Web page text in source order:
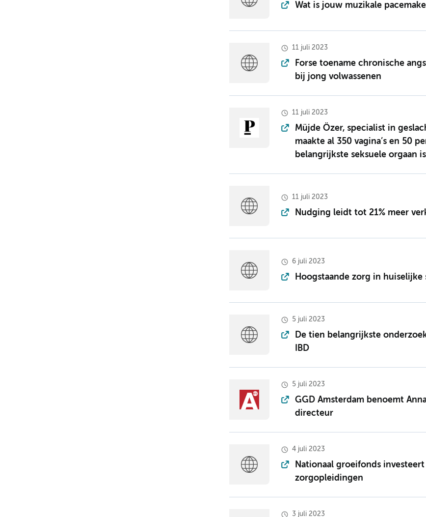
Wat is jouw muzikale
11 juli 2023
Forse toename chronische
bij jong volwassenen
11 juli 2023
Müjde Özer, specialist in
maakte al 350 vagina’s en 50
belangrijkste seksuele orgaan
11 juli 2023
Nudging leidt tot 21% meer
6 juli 2023
Hoogstaande zorg in huiselijke
5 juli 2023
De tien belangrijkste
IBD
5 juli 2023
GGD Amsterdam benoemt
directeur
4 juli 2023
Nationaal groeifonds
zorgopleidingen
3 juli 2023